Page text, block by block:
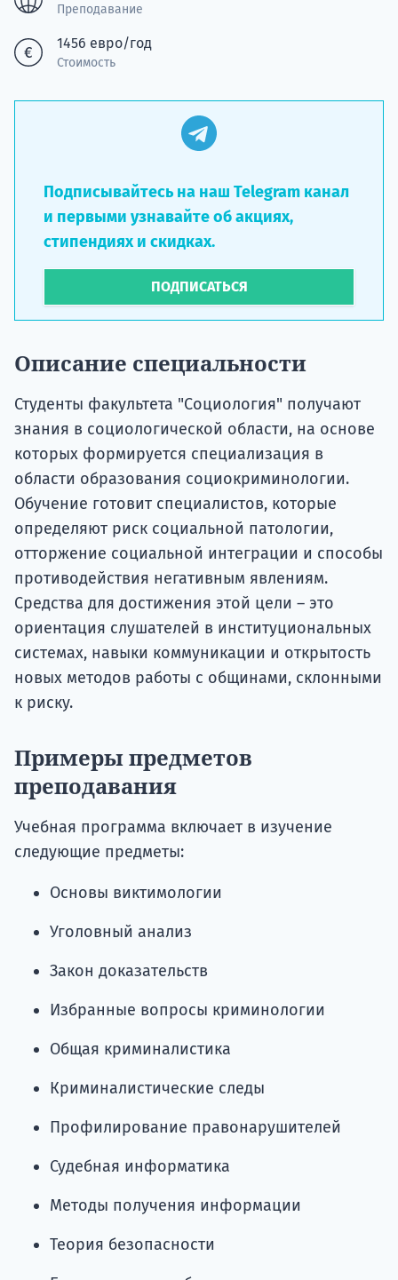
Преподавание
1456 евро/год
Стоимость
Подписывайтесь на наш Telegram канал
и первыми узнавайте об акциях,
стипендиях и скидках.
ПОДПИСАТЬСЯ
Описание специальности
Студенты факультета "Социология" получают
знания в социологической области, на основе
которых формируется специализация в
области образования социокриминологии.
Обучение готовит специалистов, которые
определяют риск социальной патологии,
отторжение социальной интеграции и способы
противодействия негативным явлениям.
Средства для достижения этой цели – это
ориентация слушателей в институциональных
системах, навыки коммуникации и открытость
новых методов работы с общинами, склонными
к риску.
Примеры предметов
преподавания
Учебная программа включает в изучение
следующие предметы:
Основы виктимологии
Уголовный анализ
Закон доказательств
Избранные вопросы криминологии
Общая криминалистика
Криминалистические следы
Профилирование правонарушителей
Судебная информатика
Методы получения информации
Теория безопасности